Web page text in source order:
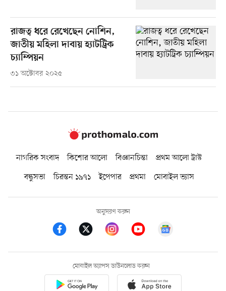
রাজত্ব ধরে রেখেছেন নোশিন,
জাতীয় মহিলা দাবায় হ্যাটট্রিক
চ্যাম্পিয়ন
৩১ অক্টোবর ২০২৫
নাগরিক সংবাদ কিশোর আলো বিজ্ঞানচিন্তা
প্রথম আলো ট্রাস্ট
বন্ধুসভা
চিরন্তন ১৯৭১ ইপেপার প্রথমা মোবাইল ভ্যাস
অনুসরণ করুন
মোবাইল অ্যাপস ডাউনলোড করুন